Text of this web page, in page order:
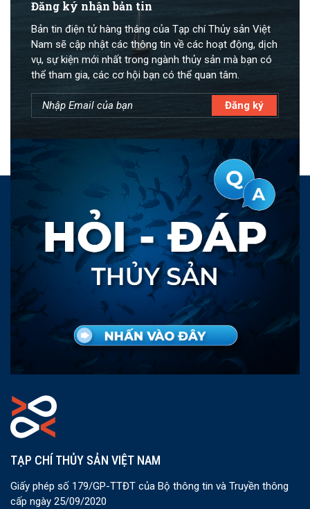
Đăng ký nhận bản tin
Bản tin điện tử hàng tháng của Tạp chí Thủy sản Việt
Nam sẽ cập nhật các thông tin về các hoạt động, dịch
vụ, sự kiện mới nhất trong ngành thủy sản mà bạn có
thể tham gia, các cơ hội bạn có thể quan tâm.
TẠP CHÍ THỦY SẢN VIỆT NAM
Giấy phép số 179/GP-TTĐT của Bộ thông tin và Truyền thông
cấp ngày 25/09/2020